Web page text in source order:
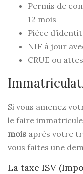
Permis de
12 mois
Pièce
NIF à jour
CRUE ou
Si vous amenez
le faire
mois après votre
vous faites une
La taxe ISV